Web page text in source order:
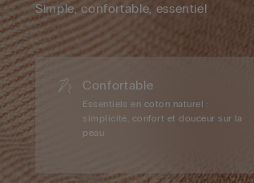
Simple, confortable, essentiel
Confortable
Essentiels en coton naturel :
simplicité, confort et douceur sur la
peau